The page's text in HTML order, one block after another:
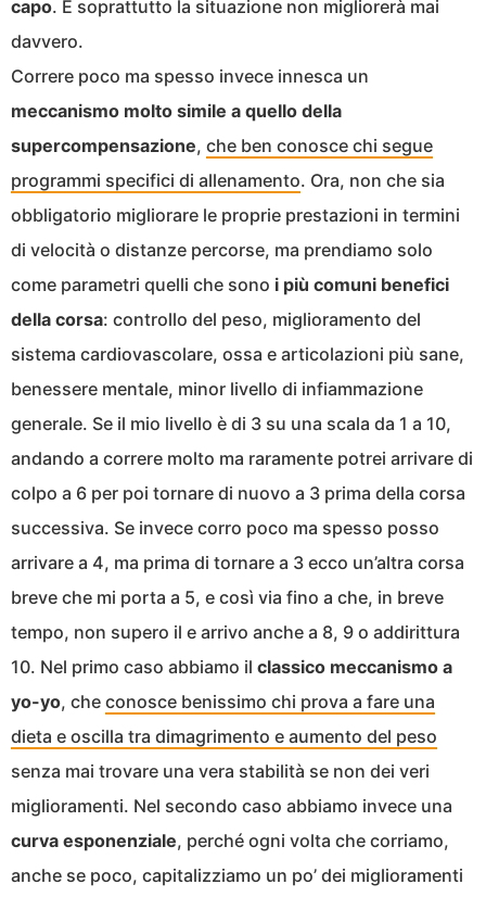
capo. E soprattutto la situazione non migliorerà mai
davvero.
Correre poco ma spesso invece innesca un
meccanismo molto simile a quello della
supercompensazione, che ben conosce chi segue
programmi specifici di allenamento. Ora, non che sia
obbligatorio migliorare le proprie prestazioni in termini
di velocità o distanze percorse, ma prendiamo solo
come parametri quelli che sono i più comuni benefici
della corsa: controllo del peso, miglioramento del
sistema cardiovascolare, ossa e articolazioni più sane,
benessere mentale, minor livello di infiammazione
generale. Se il mio livello è di 3 su una scala da 1 a 10,
andando a correre molto ma raramente potrei arrivare di
colpo a 6 per poi tornare di nuovo a 3 prima della corsa
successiva. Se invece corro poco ma spesso posso
arrivare a 4, ma prima di tornare a 3 ecco un’altra corsa
breve che mi porta a 5, e così via fino a che, in breve
tempo, non supero il e arrivo anche a 8, 9 o addirittura
10. Nel primo caso abbiamo il classico meccanismo a
yo-yo, che conosce benissimo chi prova a fare una
dieta e oscilla tra dimagrimento e aumento del peso
senza mai trovare una vera stabilità se non dei veri
miglioramenti. Nel secondo caso abbiamo invece una
curva esponenziale, perché ogni volta che corriamo,
anche se poco, capitalizziamo un po’ dei miglioramenti